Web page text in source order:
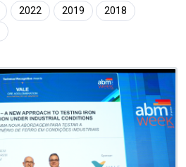
2022 2019
2018